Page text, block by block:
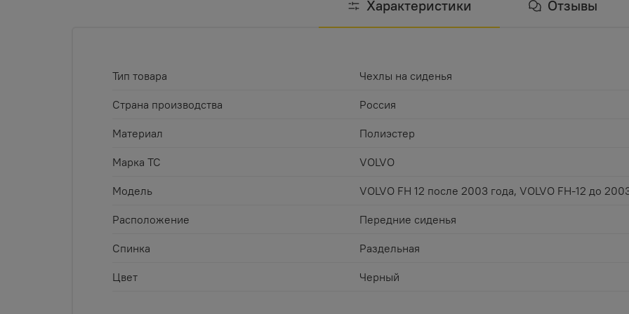
Характеристики Отзывы
Тип товара Чехлы на сиденья
Страна производства Россия
Материал Полиэстер
Марка ТС VOLVO
Модель VOLVO FH 12 после 2003 года, VOLVO FH-12 до
Расположение Передние сиденья
Спинка Раздельная
Цвет Черный